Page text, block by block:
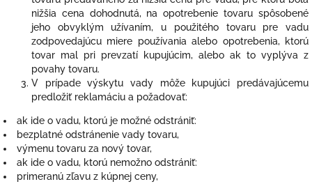
nižšia cena dohodnutá, na opotrebenie tovaru spôsobené
jeho obvyklým užívaním, u použitého tovaru pre vadu
zodpovedajúcu miere používania alebo opotrebenia, ktorú
tovar mal pri prevzatí kupujúcim, alebo ak to vyplýva z
povahy tovaru.
V prípade výskytu vady môže kupujúci predávajúcemu
predložiť reklamáciu a požadovať:
ak ide o vadu, ktorú je možné odstrániť:
bezplatné odstránenie vady tovaru,
výmenu tovaru za nový tovar,
ak ide o vadu, ktorú nemožno odstrániť:
primeranú zľavu z kúpnej ceny,